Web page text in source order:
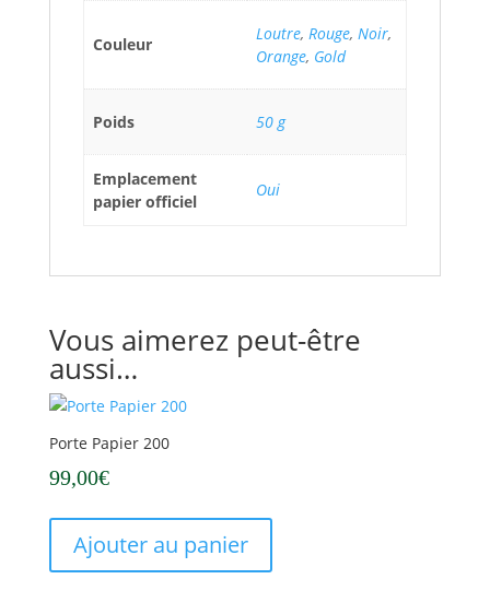
Couleur
Loutre, Rouge, Noir,
Orange, Gold
Poids 50 g
Emplacement
papier officiel
Oui
Vous aimerez peut-être
aussi…
Porte Papier 200
99,00€
Ajouter au panier